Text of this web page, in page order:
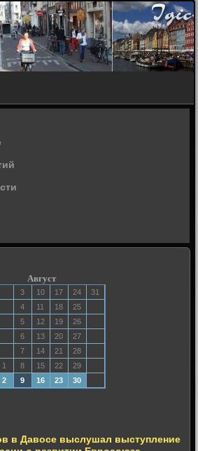
Август
3 10 17 24
31
4 11 18
25
5 12 19
26
6 13 20
27
7 14 21
28
1 8 15 22
29
2 9 16 23 30
в Давосе выслушал выступление